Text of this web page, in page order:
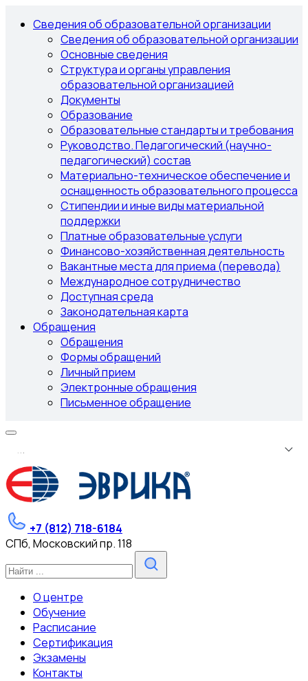
Сведения об образовательной организации
Сведения об образовательной организации
Основные сведения
Структура и органы управления
образовательной организацией
Документы
Образование
Образовательные стандарты и требования
Руководство. Педагогический (научно-
педагогический) состав
Материально-техническое обеспечение и
оснащенность образовательного процесса
Стипендии и иные виды материальной
поддержки
Платные образовательные услуги
Финансово-хозяйственная деятельность
Вакантные места для приема (перевода)
Международное сотрудничество
Доступная среда
Законодательная карта
Обращения
Обращения
Формы обращений
Личный прием
Электронные обращения
Письменное обращение
...
+7 (812) 718-6184
СПб, Московский пр. 118
О центре
Обучение
Расписание
Сертификация
Экзамены
Контакты